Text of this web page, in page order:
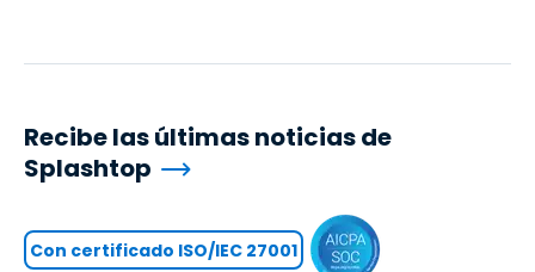
Recibe las últimas noticias de
Splashtop
Con certificado ISO/IEC 27001